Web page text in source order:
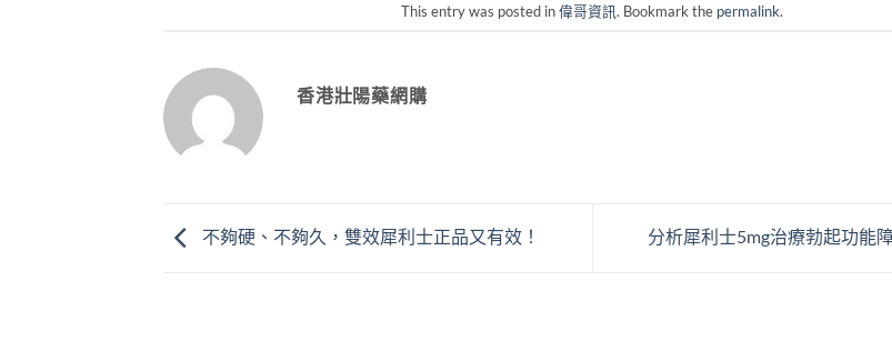
This entry was posted in偉哥資訊. Bookmark the permalink.
香港壯陽藥網購
不夠硬、不夠久，雙效犀利士正品又有效！ 分析犀利士5mg治療勃起功能